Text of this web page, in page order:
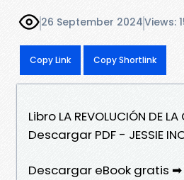
26 September 2024Views:
Copy Link Copy Shortlink
Libro LA REVOLUCIÓN DE LA
Descargar PDF - JESSIE
Descargar eBook gratis ➡